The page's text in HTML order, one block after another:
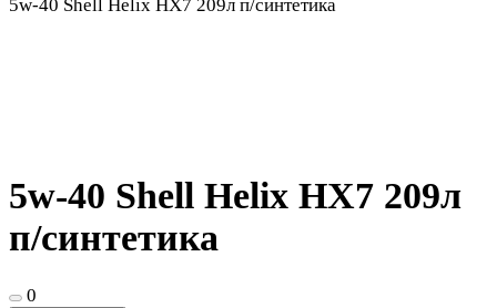
5w-40 Shell Helix HX7 209л п/синтетика
5w-40 Shell Helix HX7 209л
п/синтетика
0